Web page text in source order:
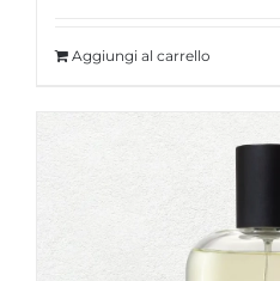
Aggiungi al carrello